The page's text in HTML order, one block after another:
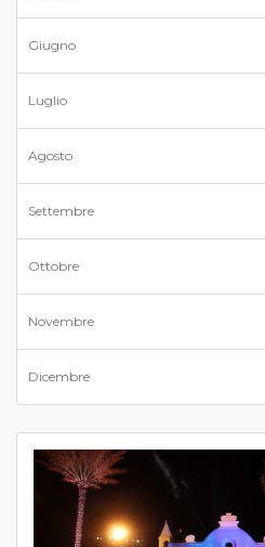
Giugno
Luglio
Agosto
Settembre
Ottobre
Novembre
Dicembre